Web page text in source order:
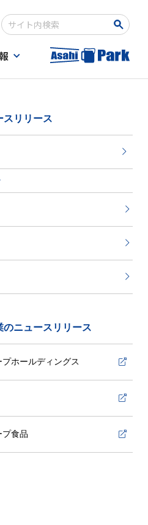
Write your search query here
スリリース
のニュースリリース
ホールディングス
プ食品